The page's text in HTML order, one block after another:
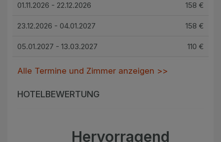
01.11.2026 - 22.12.2026 158 €
23.12.2026 - 04.01.2027 158 €
05.01.2027 - 13.03.2027 110 €
Alle Termine und Zimmer anzeigen >>
HOTELBEWERTUNG
Hervorragend